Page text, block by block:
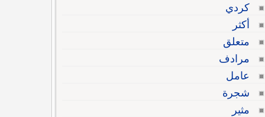
كردي
أكثر
متعلق
مرادف
عامل
شجرة
مثير